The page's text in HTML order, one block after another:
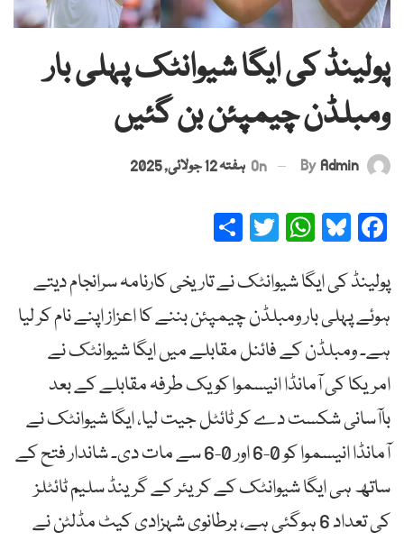
پولینڈ کی ایگا شیوانٹک پہلی بار
ومبلڈن چیمپئن بن گئیں
By Admin
On ہفتہ 12 جولائی, 2025
Facebook
Bluesky
WhatsApp
Twitter
پولینڈ کی ایگا شیوانٹک نے تاریخی کارنامہ سرانجام دیتے
ہوئے پہلی بار ومبلڈن چیمپئن بننے کا اعزاز اپنے نام کر لیا
ہے۔ ومبلڈن کے فائنل مقابلے میں ایگا شیوانٹک نے
امریکا کی آمانڈا انیسموا کو یک طرفہ مقابلے کے بعد
باآسانی شکست دے کر ٹائٹل جیت لیا، ایگا شیوانٹک نے
آمانڈا انیسموا کو 0-6 اور 0-6 سے مات دی۔ شاندار فتح کے
ساتھ ہی ایگا شیوانٹک کے کریئر کے گرینڈ سلیم ٹائٹلز
کی تعداد 6 ہوگئی ہے، برطانوی شہزادی کیٹ مڈلٹن نے